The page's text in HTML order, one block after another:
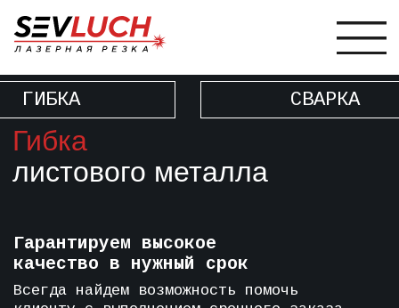
ГИБКА СВАРКА
Гибка
листового металла
Гарантируем высокое
Собственный склад
листового металлопроката
Вам не нужно тратить время на закупку и